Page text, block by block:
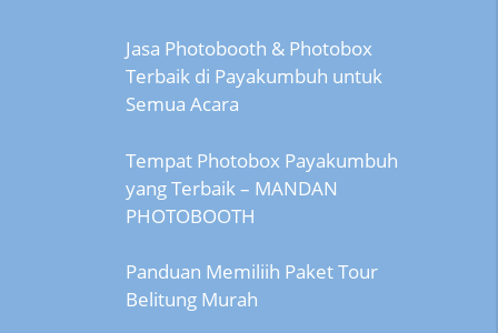
Jasa Photobooth & Photobox
Terbaik di Payakumbuh untuk
Semua Acara
Tempat Photobox Payakumbuh
yang Terbaik – MANDAN
PHOTOBOOTH
Panduan Memiliih Paket Tour
Belitung Murah